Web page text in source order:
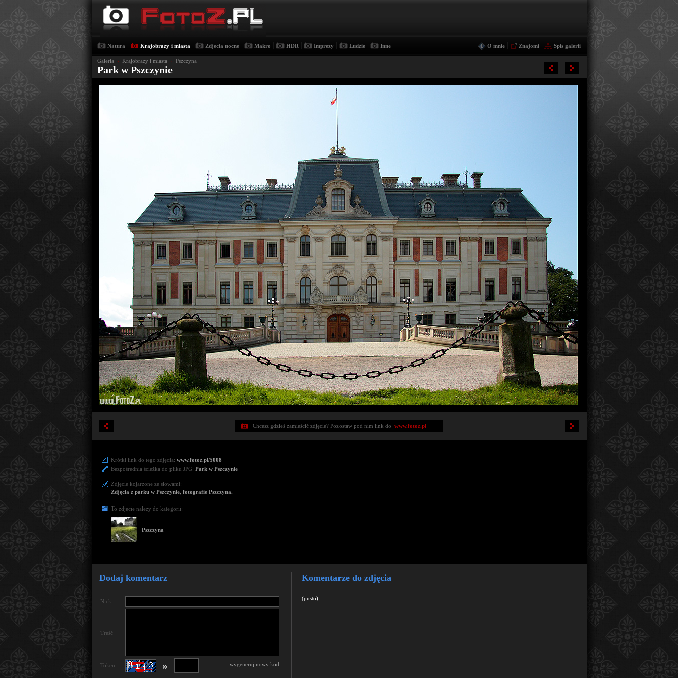
Natura Krajobrazy i miasta Zdjecia nocne Makro HDR Imprezy Ludzie Inne O mnie Znajomi Spis galerii
Galeria › Krajobrazy i miasta › Pszczyna
Park w Pszczynie
Chcesz gdzieś zamieścić zdjęcie? Pozostaw pod nim link do www.fotoz.pl
Krótki link do tego zdjęcia: www.fotoz.pl/5008
Bezpośrednia ścieżka do pliku JPG: Park w Pszczynie
Zdjęcie kojarzone ze słowami:
Zdjęcia z parku w Pszczynie, fotografie Pszczyna.
To zdjęcie należy do kategorii:
Pszczyna
Dodaj komentarz
Nick
Treść
Token wygeneruj nowy kod
»
Komentarze do zdjęcia
(pusto)